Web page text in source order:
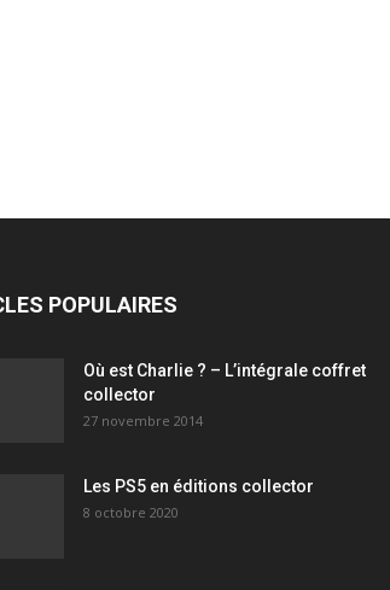
POPULAIRES
Où est Charlie ? – L’intégrale coffret
collector
27 novembre 2014
Les PS5 en éditions collector
8 octobre 2020